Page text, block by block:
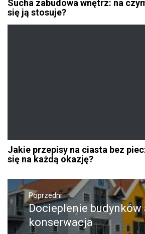
Sucha zabudowa wnętrz: na
się ją stosuje?
Jakie przepisy na ciasta bez
się na każdą okazję?
Nawigacja
wpisuPoprzedni
Poprzedni
wpis:
Docieplenie budynków
konserwacja